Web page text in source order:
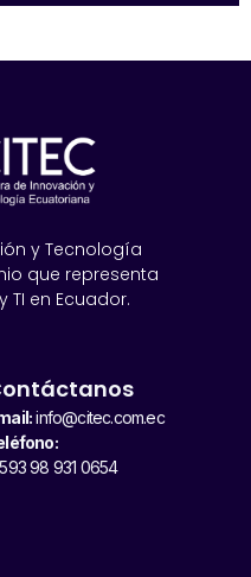
y Tecnología
que representa
TI en Ecuador.
info@citec.com.ec
98 931 0654